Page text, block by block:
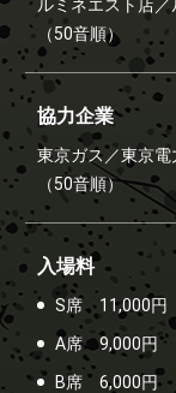
ルミネエスト店／
（50音順）
協力企業
東京ガス／東京電
（50音順）
入場料
S席 11,000円
A席 9,000円
B席 6,000円